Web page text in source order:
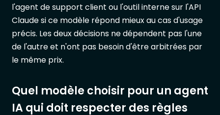
l'agent de support client ou l'outil interne sur l'API
Claude si ce modèle répond mieux au cas d'usage
précis. Les deux décisions ne dépendent pas l'une
de l'autre et n'ont pas besoin d'être arbitrées par
le même prix.
Quel modèle choisir pour un agent
IA qui doit respecter des règles